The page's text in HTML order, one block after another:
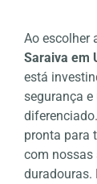
Ao escolher
Saraiva em
está
segurança
pronta para
com nossas
duradouras.